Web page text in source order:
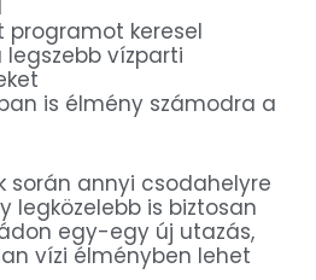
programot keresel
vízparti
is élmény számodra a
során annyi csodahelyre
legközelebb is biztosan
egy-egy új utazás,
vízi élményben lehet